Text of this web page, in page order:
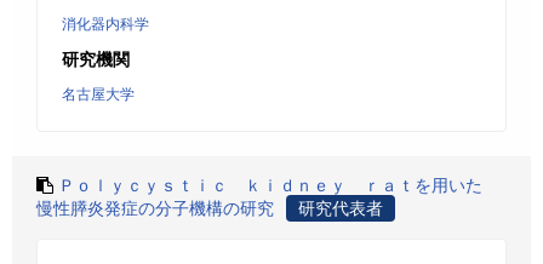
消化器内科学
研究機関
名古屋大学
Ｐｏｌｙｃｙｓｔｉｃ ｋｉｄｎｅｙ ｒａｔを用いた
慢性膵炎発症の分子機構の研究
研究代表者